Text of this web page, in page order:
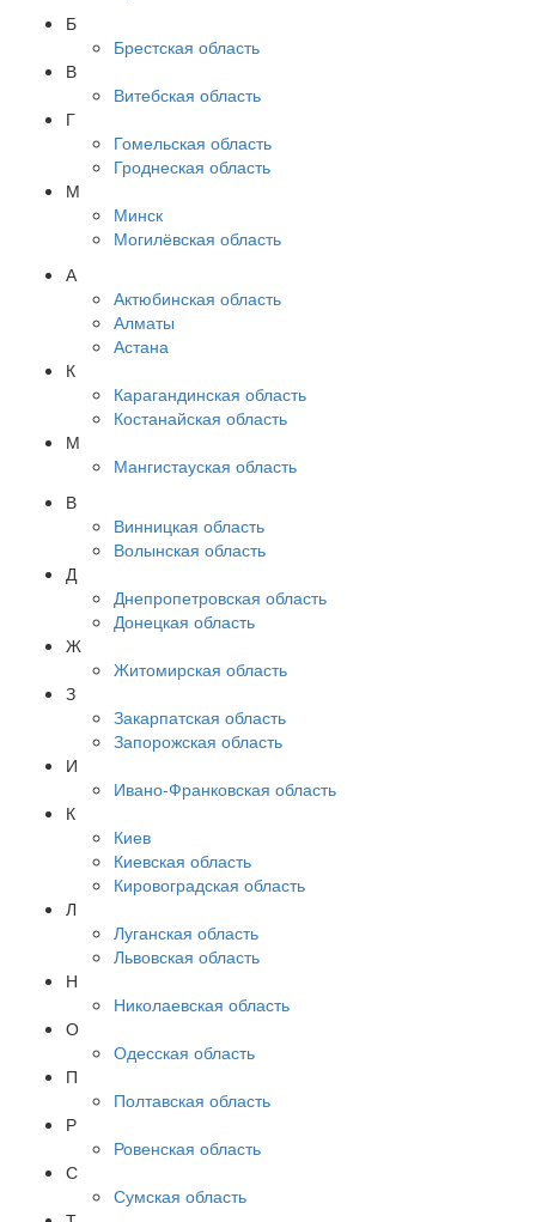
Б
Брестская область
В
Витебская область
Г
Гомельская область
Гроднеская область
М
Минск
Могилёвская область
А
Актюбинская область
Алматы
Астана
К
Карагандинская область
Костанайская область
М
Мангистауская область
В
Винницкая область
Волынская область
Д
Днепропетровская область
Донецкая область
Ж
Житомирская область
З
Закарпатская область
Запорожская область
И
Ивано-Франковская область
К
Киев
Киевская область
Кировоградская область
Л
Луганская область
Львовская область
Н
Николаевская область
О
Одесская область
П
Полтавская область
Р
Ровенская область
С
Сумская область